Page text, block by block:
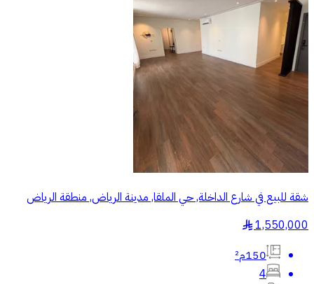
شقة للبيع في شارع الداخلة, حي الملقا, مدينة الرياض, منطقة الرياض
1,550,000
§
150م²
4